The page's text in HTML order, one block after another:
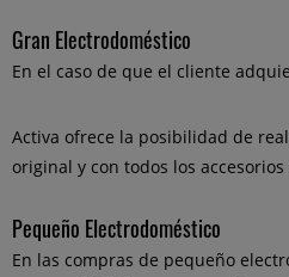
Gran Electrodoméstico
En el caso de que el cliente
Activa ofrece la posibilidad de
original y con todos los
Pequeño Electrodoméstico
En las compras de pequeño